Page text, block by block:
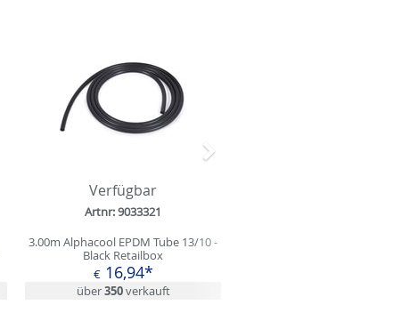
Verfügbar
Artnr: 9033321
3.00m Alphacool EPDM Tube 13/10 -
Black Retailbox
€16,94*
über350verkauft
Nächstes